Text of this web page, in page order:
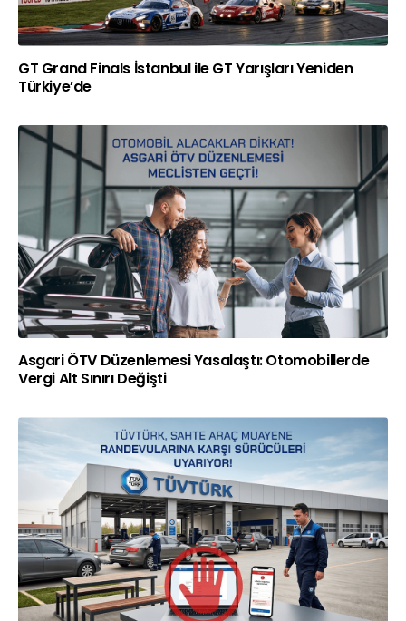
GT Grand Finals İstanbul ile GT Yarışları Yeniden
Türkiye’de
Asgari ÖTV Düzenlemesi Yasalaştı: Otomobillerde
Vergi Alt Sınırı Değişti